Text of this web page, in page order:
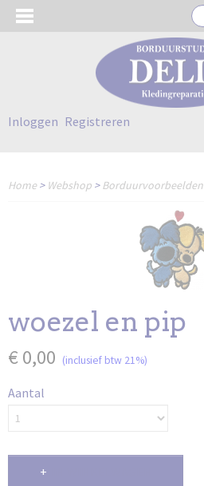
Inloggen Registreren
Home > Webshop >Borduurvoorbeelden
woezel en pip
€ 0,00 (inclusief btw 21%)
Aantal